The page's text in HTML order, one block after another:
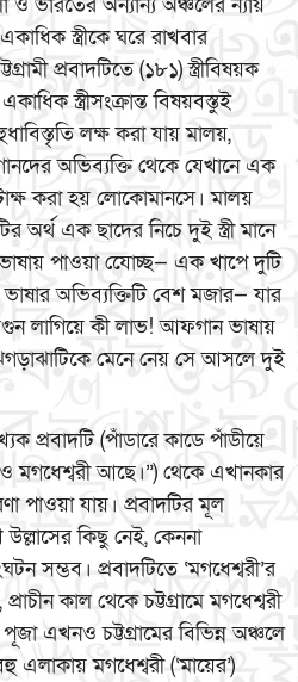
স্ত্রীকে ঘরে রাখবার
প্রবাদটিতে (১৮১) স্ত্রীবিষয়ক
স্ত্রীসংক্রান্ত বিষয়বস্তুই
লক্ষ করা যায় মালয়,
অভিব্যক্তি থেকে যেখানে এক
করা হয় লোকোমানসে। মালয়
অর্থ এক ছাদের নিচে দুই স্ত্রী মানে
পাওয়া যােেচ্ছ— এক খাপে দুটি
অভিব্যক্তিটি বেশ মজার— যার
লাগিয়ে কী লাভ! আফগান ভাষায়
মেনে নেয় সে আসলে দুই
প্রবাদটি (পাঁডারে কাডে পাঁডীয়ে
মগধেশ্বরী আছে।”) থেকে এখানকার
পাওয়া যায়। প্রবাদটির মূল
কিছু নেই, কেননা
সম্ভব। প্রবাদটিতে ‘মগধেশ্বরী’র
কাল থেকে চট্টগ্রামে মগধেশ্বরী
এখনও চট্টগ্রামের বিভিন্ন অঞ্চলে
এলাকায় মগধেশ্বরী (‘মায়ের’)